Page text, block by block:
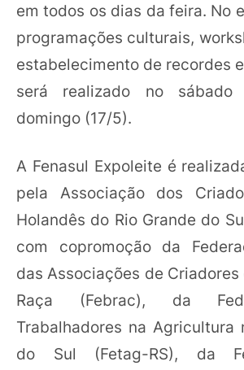
em todos os dias da feira. No
programações culturais,
estabelecimento de recordes
será realizado no
domingo (17/5).
A Fenasul Expoleite é
pela Associação dos
Holandês do Rio Grande do
com copromoção da
das Associações de
Raça (Febrac), da
Trabalhadores na Agricultura
do Sul (Fetag-RS), da